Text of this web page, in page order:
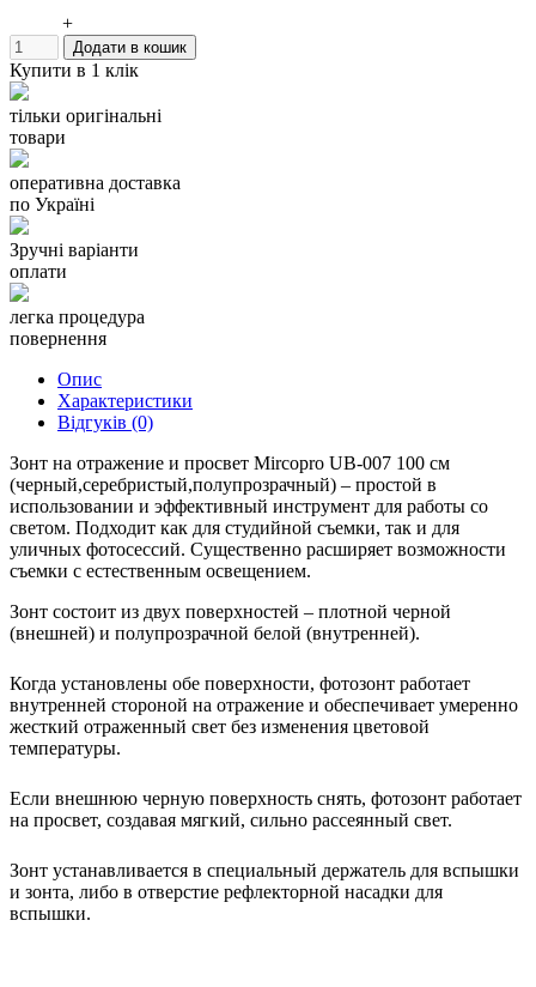
Зонт устанавливается в специальный держатель для вспышки
и зонта, либо в отверстие рефлекторной насадки для
вспышки.
+
Додати в кошик
Купити в 1 клік
тільки оригінальні
товари
оперативна доставка
по Україні
Зручні варіанти
оплати
легка процедура
повернення
Опис
Характеристики
Відгуків (0)
Зонт на отражение и просвет Mircopro UB-007 100 см
(черный,серебристый,полупрозрачный) – простой в
использовании и эффективный инструмент для работы со
светом. Подходит как для студийной съемки, так и для
уличных фотосессий. Существенно расширяет возможности
съемки с естественным освещением.
Зонт состоит из двух поверхностей – плотной черной
(внешней) и полупрозрачной белой (внутренней).
Когда установлены обе поверхности, фотозонт работает
внутренней стороной на отражение и обеспечивает умеренно
жесткий отраженный свет без изменения цветовой
температуры.
Если внешнюю черную поверхность снять, фотозонт работает
на просвет, создавая мягкий, сильно рассеянный свет.
Зонт устанавливается в специальный держатель для вспышки
и зонта, либо в отверстие рефлекторной насадки для
вспышки.